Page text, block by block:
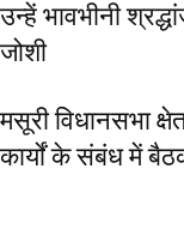
उन्हें भावभीनी
जोशी
मसूरी विधानसभा
कार्यों के संबंध में